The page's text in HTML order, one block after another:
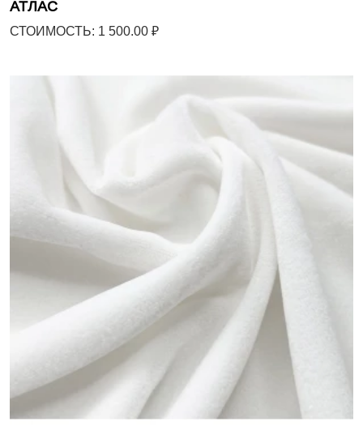
АТЛАС
СТОИМОСТЬ: 1 500.00 ₽